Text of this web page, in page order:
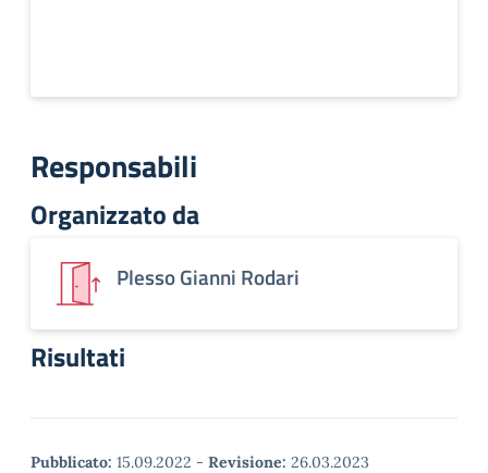
Responsabili
Organizzato da
Plesso Gianni Rodari
Risultati
Pubblicato: 15.09.2022 - Revisione: 26.03.2023